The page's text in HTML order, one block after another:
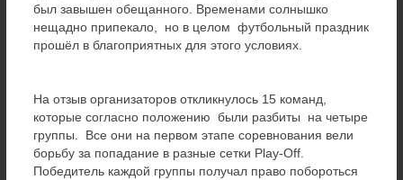
был завышен обещанного. Временами солнышко
нещадно припекало, но в целом футбольный праздник
прошёл в благоприятных для этого условиях.
На отзыв организаторов откликнулось 15 команд,
которые согласно положению были разбиты на четыре
группы. Все они на первом этапе соревнования вели
борьбу за попадание в разные сетки Play-Off.
Победитель каждой группы получал право побороться